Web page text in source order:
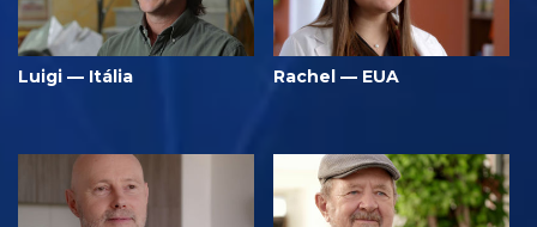
Luigi — Itália Rachel — EUA